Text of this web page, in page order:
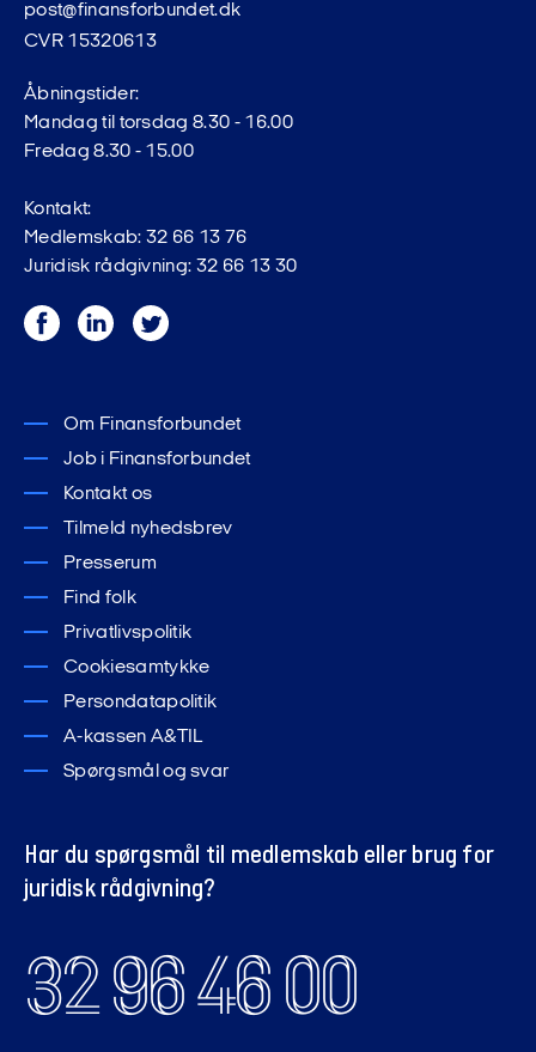
post@finansforbundet.dk
CVR 15320613
Åbningstider:
Mandag til torsdag 8.30 - 16.00
Fredag 8.30 - 15.00
Kontakt:
Medlemskab: 32 66 13 76
Juridisk rådgivning: 32 66 13 30
FacebookLinkedInTwitter
Om Finansforbundet
Job i Finansforbundet
Kontakt os
Tilmeld nyhedsbrev
Presserum
Find folk
Privatlivspolitik
Cookiesamtykke
Persondatapolitik
A-kassen A&TIL
Spørgsmål og svar
Har du spørgsmål til medlemskab eller brug for
juridisk rådgivning?
32 96 46 00